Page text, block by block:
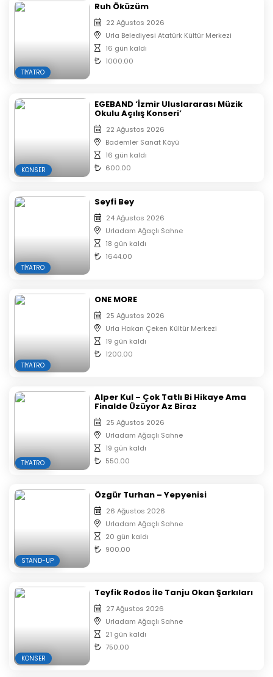
TIYATRO
Ruh Öküzüm
22 Ağustos 2026
Urla Belediyesi Atatürk Kültür Merkezi
16 gün kaldı
1000.00
KONSER
EGEBAND ‘İzmir Uluslararası Müzik
Okulu Açılış Konseri’
22 Ağustos 2026
Bademler Sanat Köyü
16 gün kaldı
600.00
TIYATRO
Seyfi Bey
24 Ağustos 2026
Urladam Ağaçlı Sahne
18 gün kaldı
1644.00
TIYATRO
ONE MORE
25 Ağustos 2026
Urla Hakan Çeken Kültür Merkezi
19 gün kaldı
1200.00
TIYATRO
Alper Kul – Çok Tatlı Bi Hikaye Ama
Finalde Üzüyor Az Biraz
25 Ağustos 2026
Urladam Ağaçlı Sahne
19 gün kaldı
550.00
STAND-UP
Özgür Turhan – Yepyenisi
26 Ağustos 2026
Urladam Ağaçlı Sahne
20 gün kaldı
900.00
KONSER
Teyfik Rodos İle Tanju Okan Şarkıları
27 Ağustos 2026
Urladam Ağaçlı Sahne
21 gün kaldı
750.00